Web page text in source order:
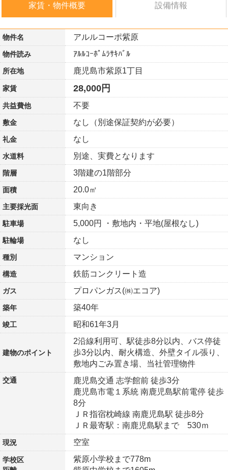
家賃・物件概要 設備情報
物件名 アルルコーポ紫原
物件読み ｱﾙﾙｺｰﾎﾟﾑﾗｻｷﾊﾞﾙ
所在地 鹿児島市紫原1丁目
家賃 28,000円
共益費他 不要
敷金 なし（別途保証契約が必要）
礼金 なし
水道料 別途、実費となります
階層 3階建の1階部分
面積 20.0㎡
主要採光面 東向き
駐車場 5,000円 ・敷地内・平地(屋根なし)
駐輪場 なし
種別 マンション
構造 鉄筋コンクリート造
ガス プロパンガス(㈱エコア)
築年 築40年
竣工 昭和61年3月
建物のポイント
2沿線利用可、駅徒歩8分以内、バス停徒
歩3分以内、耐火構造、外壁タイル張り、
敷地内ごみ置き場、当社管理物件
交通
鹿児島交通 志学館前 徒歩3分
鹿児島市電１系統 南鹿児島駅前電停 徒歩
8分
ＪＲ指宿枕崎線 南鹿児島駅 徒歩8分
ＪＲ最寄駅：南鹿児島駅まで 530ｍ
現況 空室
学校区
紫原小学校まで778m